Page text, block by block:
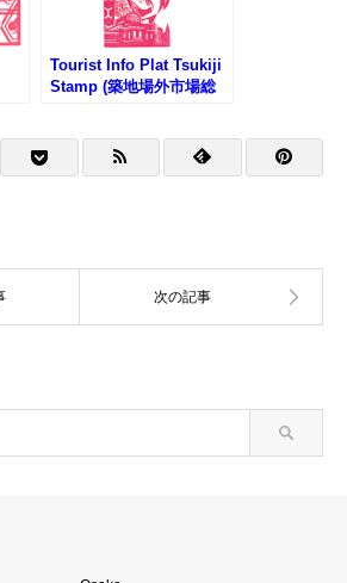
Tourist Info Plat Tsukiji
Stamp (築地場外市場総